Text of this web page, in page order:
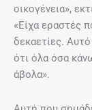
οικογένεια»,
«Είχα εραστές
δεκαετίες.
ότι όλα όσα
άβολα».